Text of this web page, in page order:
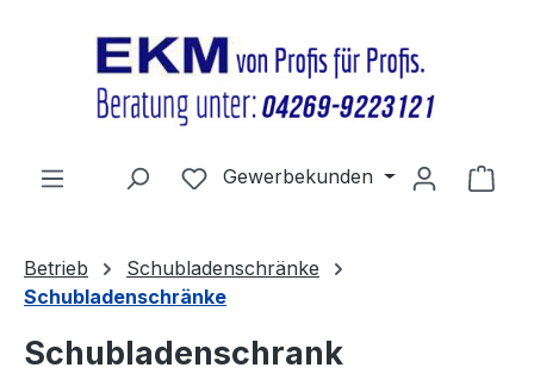
Du hast 0 Produkte auf dem
Gewerbekunden
Betrieb
Schubladenschränke
Schubladenschränke
Schubladenschrank